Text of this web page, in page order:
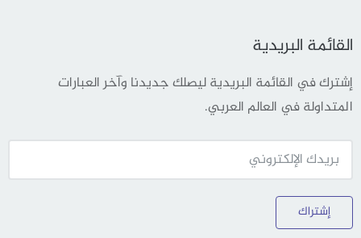
القائمة البريدية
إشترك في القائمة البريدية ليصلك جديدنا وآخر العبارات
المتداولة في العالم العربي.
إشتراك